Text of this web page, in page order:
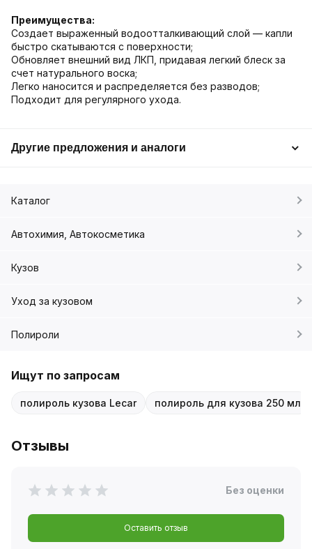
Преимущества:
Создает выраженный водоотталкивающий слой — капли
быстро скатываются с поверхности;
Обновляет внешний вид ЛКП, придавая легкий блеск за
счет натурального воска;
Легко наносится и распределяется без разводов;
Подходит для регулярного ухода.
Другие предложения и аналоги
Каталог
Автохимия, Автокосметика
Кузов
Уход за кузовом
Полироли
Ищут по запросам
полироль кузова Lecar полироль для кузова 250 мл
Отзывы
Без оценки
Оставить отзыв